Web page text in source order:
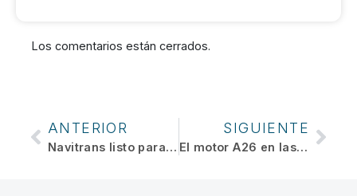
Los comentarios están cerrados.
ANTERIOR
Navitrans listo para atender las demandas de construcción e infraestructura en Colombia con Hyundai CE
SIGUIENTE
El motor A26 en las series HX y HV de INTERNATIONAL®